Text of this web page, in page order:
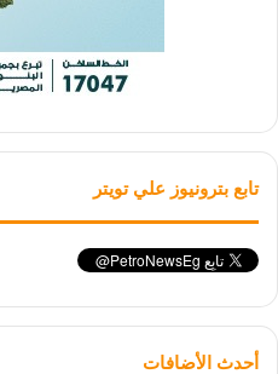
تابع بترونيوز علي تويتر
أحدث الأضافات